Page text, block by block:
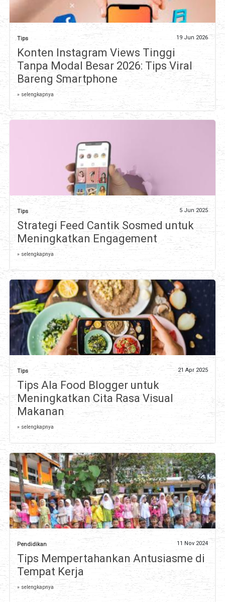
Tips 19 Jun 2026
Konten Instagram Views Tinggi
Tanpa Modal Besar 2026: Tips Viral
Bareng Smartphone
» selengkapnya
Tips 5 Jun 2025
Strategi Feed Cantik Sosmed untuk
Meningkatkan Engagement
» selengkapnya
Tips 21 Apr 2025
Tips Ala Food Blogger untuk
Meningkatkan Cita Rasa Visual
Makanan
» selengkapnya
Pendidikan 11 Nov 2024
Tips Mempertahankan Antusiasme di
Tempat Kerja
» selengkapnya